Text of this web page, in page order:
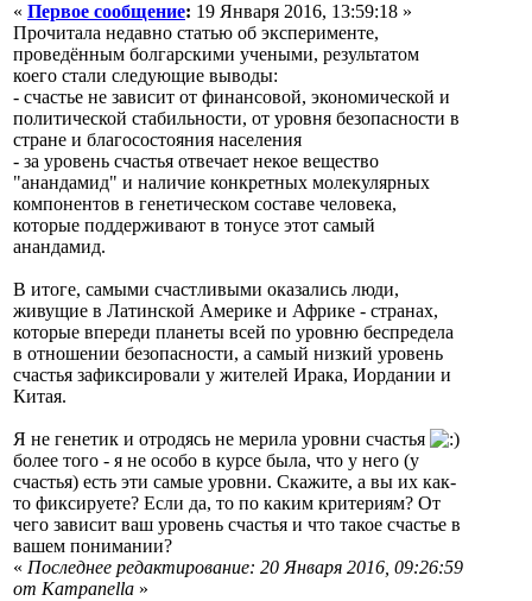
« Первое сообщение: 19 Января 2016, 13:59:18 »
Прочитала недавно статью об эксперименте,
проведённым болгарскими учеными, результатом
коего стали следующие выводы:
- счастье не зависит от финансовой, экономической и
политической стабильности, от уровня безопасности в
стране и благосостояния населения
- за уровень счастья отвечает некое вещество
"анандамид" и наличие конкретных молекулярных
компонентов в генетическом составе человека,
которые поддерживают в тонусе этот самый
анандамид.
В итоге, самыми счастливыми оказались люди,
живущие в Латинской Америке и Африке - странах,
которые впереди планеты всей по уровню беспредела
в отношении безопасности, а самый низкий уровень
счастья зафиксировали у жителей Ирака, Иордании и
Китая.
Я не генетик и отродясь не мерила уровни счастья
более того - я не особо в курсе была, что у него (у
счастья) есть эти самые уровни. Скажите, а вы их как-
то фиксируете? Если да, то по каким критериям? От
чего зависит ваш уровень счастья и что такое счастье в
вашем понимании?
« Последнее редактирование: 20 Января 2016, 09:26:59
от Кampanella »